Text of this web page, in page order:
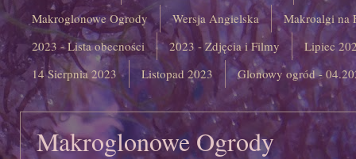
Makroglonowe Ogrody
Wersja Angielska
Makroalgi na
2023 - Lista obecności
2023 - Zdjęcia i Filmy
Lipiec
14 Sierpnia 2023
Listopad 2023 Glonowy ogród -
Makroglonowe Ogrody